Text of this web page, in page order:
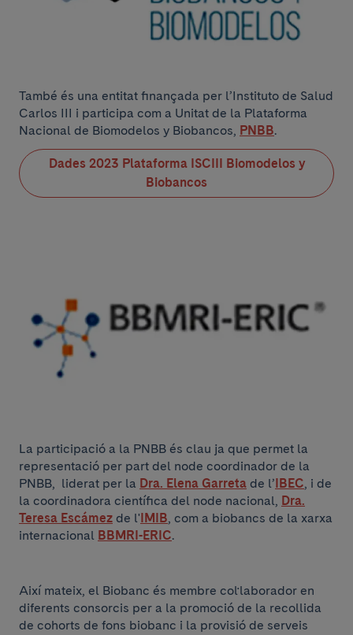
També és una entitat finançada per l’Instituto de Salud
Carlos III i participa com a Unitat de la Plataforma
Nacional de Biomodelos y Biobancos, PNBB.
Dades 2023 Plataforma ISCIII Biomodelos y
Biobancos
La participació a la PNBB és clau ja que permet la
representació per part del node coordinador de la
PNBB, liderat per la Dra. Elena Garreta de l’IBEC, i de
la coordinadora científica del node nacional, Dra.
Teresa Escámez de l'IMIB, com a biobancs de la xarxa
internacional BBMRI-ERIC.
Així mateix, el Biobanc és membre col·laborador en
diferents consorcis per a la promoció de la recollida
de cohorts de fons biobanc i la provisió de serveis